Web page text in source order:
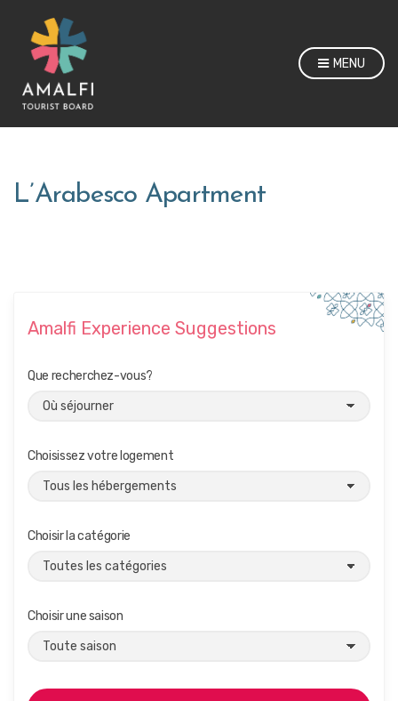
MENU
L’Arabesco Apartment
Amalfi Experience Suggestions
Que recherchez-vous?
Choisissez votre logement
Choisir la catégorie
Choisir une saison